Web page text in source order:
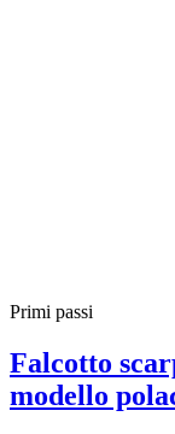
Primi passi
Falcotto
modello